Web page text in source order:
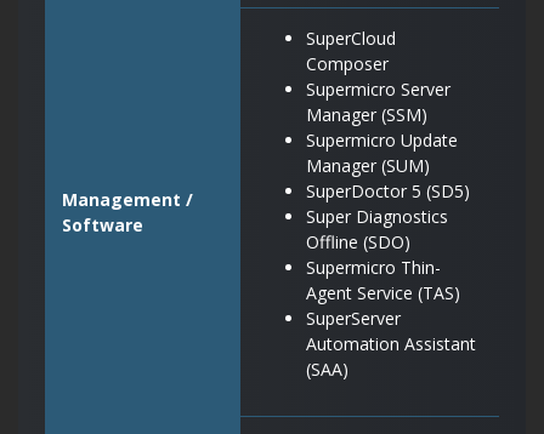
Management /
Software
SuperCloud
Composer
Supermicro Server
Manager (SSM)
Supermicro Update
Manager (SUM)
SuperDoctor 5 (SD5)
Super Diagnostics
Offline (SDO)
Supermicro Thin-
Agent Service (TAS)
SuperServer
Automation Assistant
(SAA)